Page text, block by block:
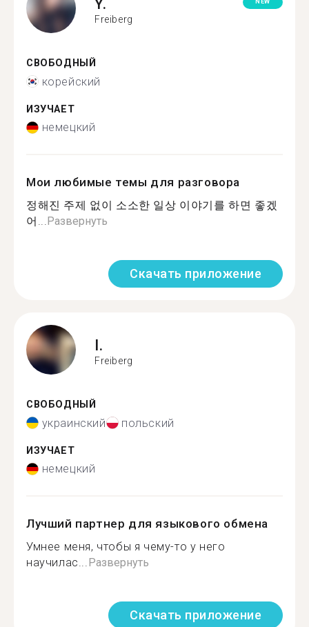
Freiberg
NEW
СВОБОДНЫЙ
корейский
ИЗУЧАЕТ
немецкий
Мои любимые темы для разговора
정해진 주제 없이 소소한 일상 이야기를 하면 좋겠
어...Развернуть
Скачать приложение
I.
Freiberg
СВОБОДНЫЙ
украинский польский
ИЗУЧАЕТ
немецкий
Лучший партнер для языкового обмена
Умнее меня, чтобы я чему-то у него
научилас...Развернуть
Скачать приложение